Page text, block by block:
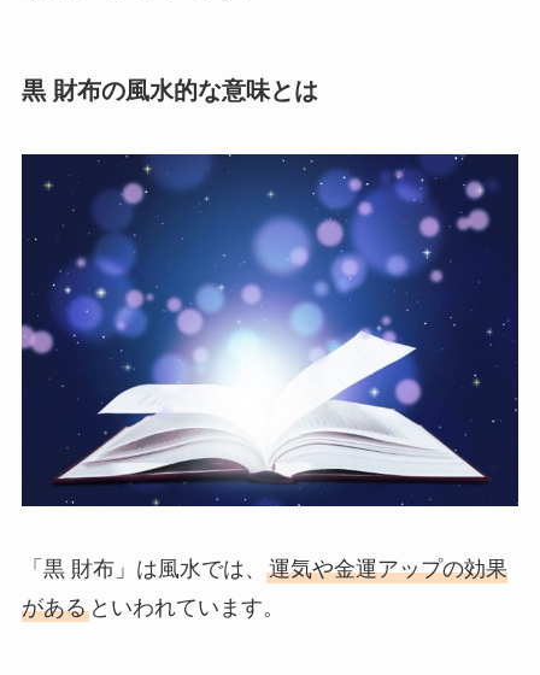
黒 財布の風水的な意味とは
「黒 財布」は風水では、 運気や金運アップの効果
があるといわれています。